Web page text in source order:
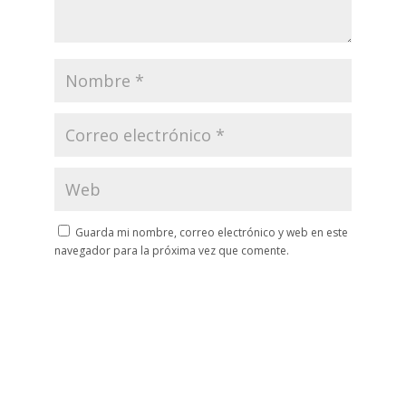
Guarda mi nombre, correo electrónico y web en este
navegador para la próxima vez que comente.